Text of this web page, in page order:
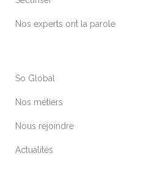
Nos experts ont la parole
So Global
Nos métiers
Nous rejoindre
Actualités